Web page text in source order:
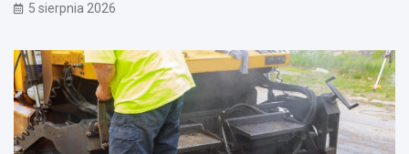
5 sierpnia 2026